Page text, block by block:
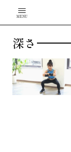
MENU
深さ